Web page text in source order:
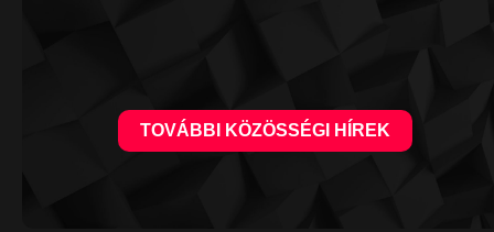
TOVÁBBI KÖZÖSSÉGI HÍREK